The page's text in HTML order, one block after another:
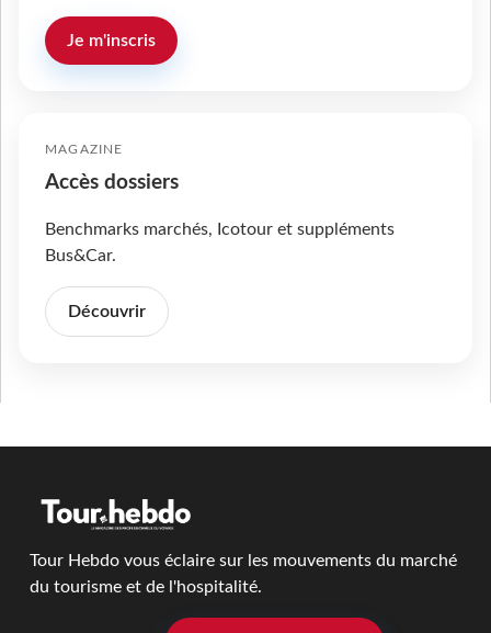
Je m'inscris
MAGAZINE
Accès dossiers
Benchmarks marchés, Icotour et suppléments
Bus&Car.
Découvrir
Tour Hebdo vous éclaire sur les mouvements du marché
du tourisme et de l'hospitalité.